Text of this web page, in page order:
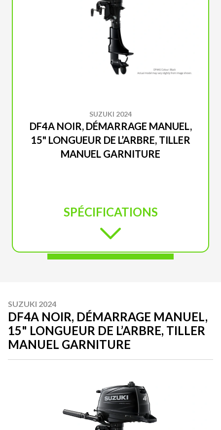
SUZUKI 2024
DF4A NOIR, DÉMARRAGE MANUEL,
15" LONGUEUR DE L’ARBRE, TILLER
MANUEL GARNITURE
SPÉCIFICATIONS
SUZUKI 2024
DF4A NOIR, DÉMARRAGE MANUEL,
15" LONGUEUR DE L’ARBRE, TILLER
MANUEL GARNITURE